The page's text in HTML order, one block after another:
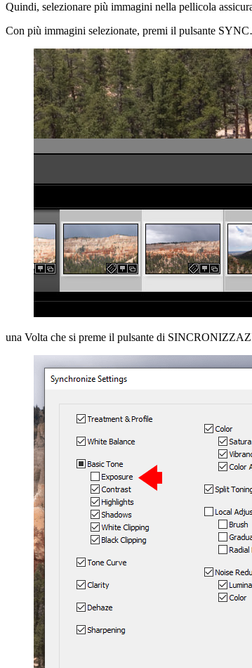
Quindi, selezionare più immagini nella pellicola
Con più immagini selezionate, premi il pulsante
una Volta che si preme il pulsante di